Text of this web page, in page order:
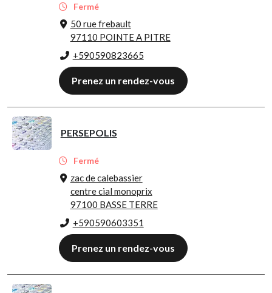
Fermé
50 rue frebault
97110 POINTE A PITRE
+590590823665
Prenez un rendez-vous
PERSEPOLIS
Fermé
zac de calebassier
centre cial monoprix
97100 BASSE TERRE
+590590603351
Prenez un rendez-vous